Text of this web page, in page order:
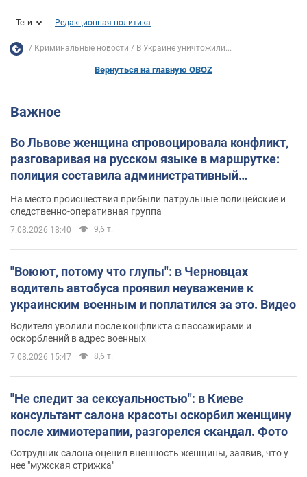
Теги Редакционная политика
Криминальные новости В Украине уничтожили...
Вернуться на главную OBOZ
Важное
Во Львове женщина спровоцировала конфликт,
разговаривая на русском языке в маршрутке:
полиция составила административный
На место происшествия прибыли патрульные полицейские и
следственно-оперативная группа
7.08.2026 18:40 9,6 т.
"Воюют, потому что глупы": в Черновцах
водитель автобуса проявил неуважение к
украинским военным и поплатился за это. Видео
Водителя уволили после конфликта с пассажирами и
оскорблений в адрес военных
7.08.2026 15:47 8,6 т.
"Не следит за сексуальностью": в Киеве
консультант салона красоты оскорбил женщину
после химиотерапии, разгорелся скандал. Фото
Сотрудник салона оценил внешность женщины, заявив, что у
нее "мужская стрижка"